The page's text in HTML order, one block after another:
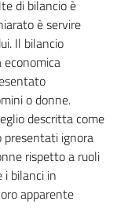
di bilancio è
è servire
Il bilancio
o donne.
descritta come
presentati ignora
rispetto a ruoli
i bilanci in
apparente